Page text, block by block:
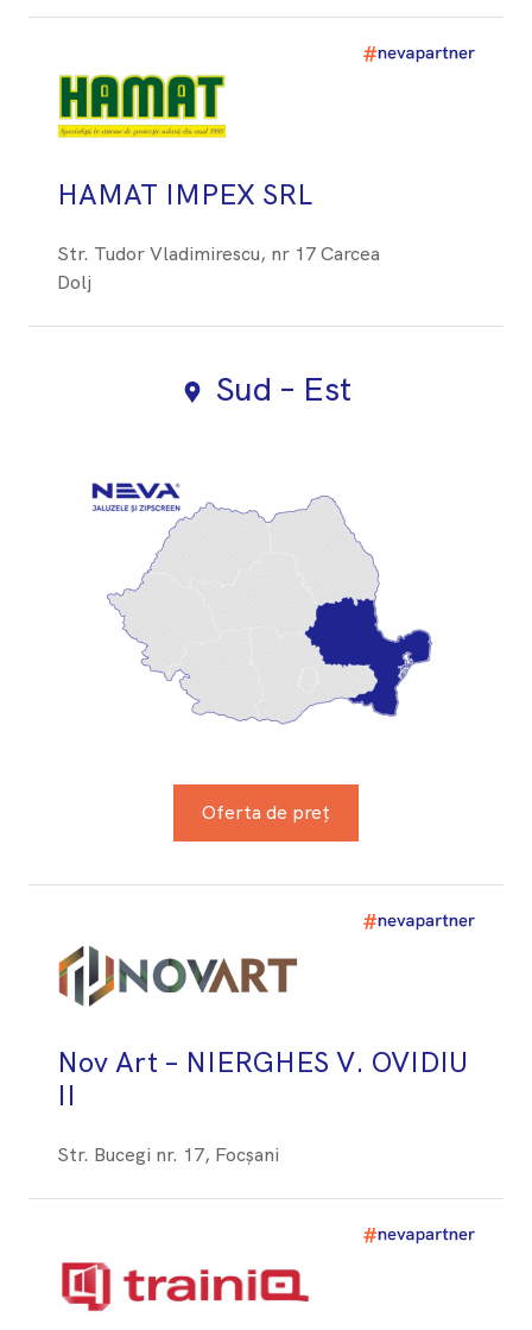
HAMAT IMPEX SRL
Str. Tudor Vladimirescu, nr 17 Carcea
Dolj
Sud – Est
Oferta de preț
Nov Art – NIERGHES V. OVIDIU
II
Str. Bucegi nr. 17, Focșani